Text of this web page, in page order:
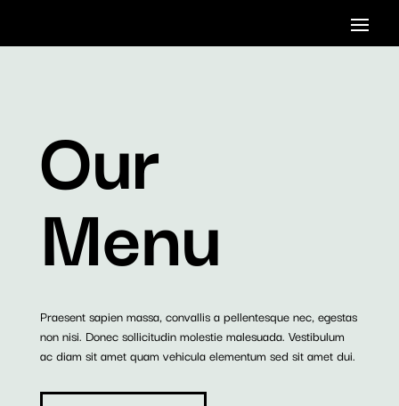
Our
Menu
Praesent sapien massa, convallis a pellentesque nec, egestas
non nisi. Donec sollicitudin molestie malesuada. Vestibulum
ac diam sit amet quam vehicula elementum sed sit amet dui.